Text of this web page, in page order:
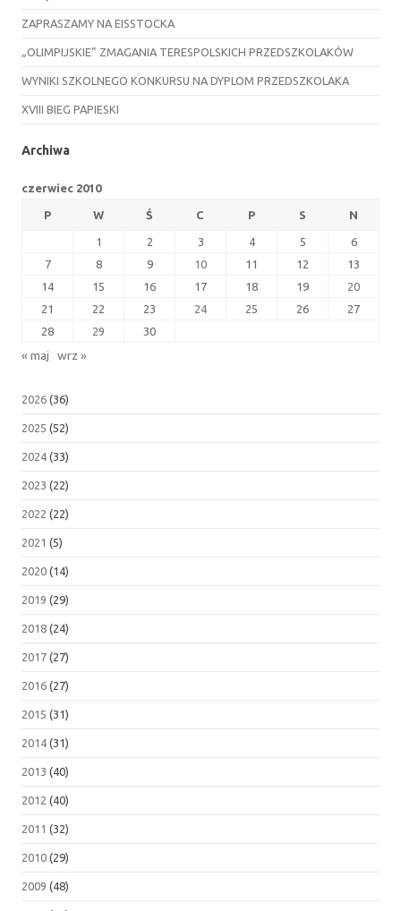
ZAPRASZAMY NA EISSTOCKA
„OLIMPIJSKIE” ZMAGANIA TERESPOLSKICH PRZEDSZKOLAKÓW
WYNIKI SZKOLNEGO KONKURSU NA DYPLOM PRZEDSZKOLAKA
XVIII BIEG PAPIESKI
Archiwa
czerwiec 2010
P W Ś C P S N
1 2 3 4 5
6
7
8 9 10 11 12
13
14
15 16 17 18 19
20
21
22 23 24 25 26
27
28
29 30
« maj wrz »
2026 (36)
2025 (52)
2024 (33)
2023 (22)
2022 (22)
2021 (5)
2020 (14)
2019 (29)
2018 (24)
2017 (27)
2016 (27)
2015 (31)
2014 (31)
2013 (40)
2012 (40)
2011 (32)
2010 (29)
2009 (48)